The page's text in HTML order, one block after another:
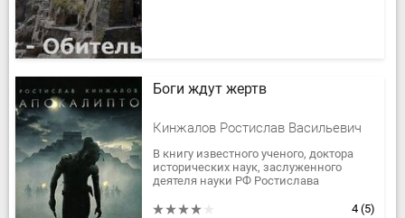
Боги ждут жертв
Кинжалов Ростислав Васильевич
В книгу известного ученого, доктора
исторических наук, заслуженного
деятеля науки РФ Ростислава
исторический роман «Боги ждут
4 (5)